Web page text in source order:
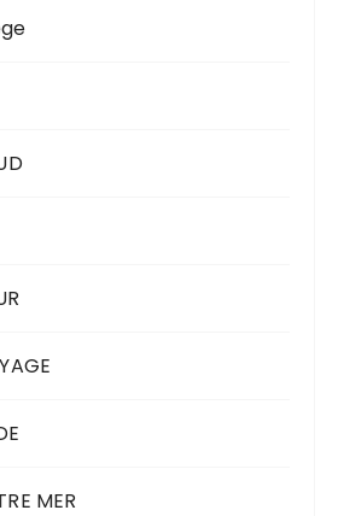
MER